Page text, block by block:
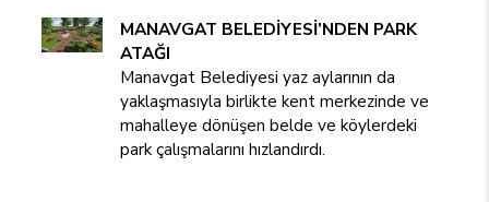
MANAVGAT BELEDİYESİ’NDEN PARK
ATAĞI
Manavgat Belediyesi yaz aylarının da
yaklaşmasıyla birlikte kent merkezinde ve
mahalleye dönüşen belde ve köylerdeki
park çalışmalarını hızlandırdı.